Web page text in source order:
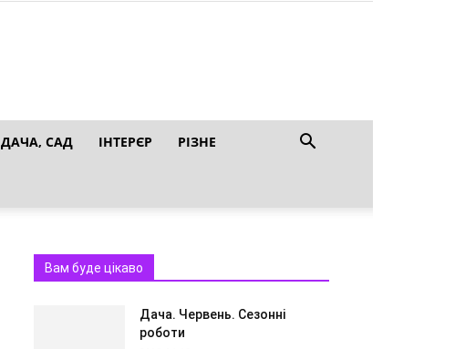
ДАЧА, САД ІНТЕРЄР РІЗНЕ
Вам буде цікаво
Дача. Червень. Сезонні
роботи